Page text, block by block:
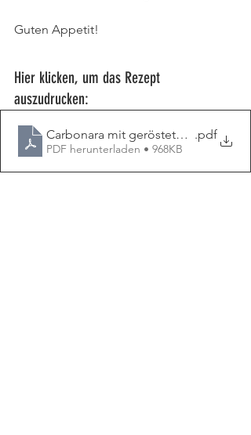
Guten Appetit!
Hier klicken, um das Rezept
auszudrucken:
Carbonara mit gerösteter Zucchini
.pdf
PDF herunterladen • 968KB